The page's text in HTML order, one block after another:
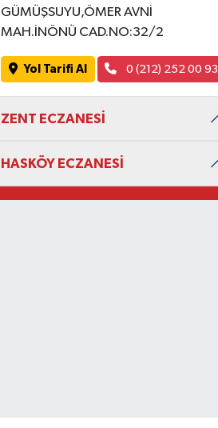
GÜMÜŞSUYU,ÖMER AVNİ
MAH.İNÖNÜ CAD.NO:32/2
Yol Tarifi Al 0 (212) 252 00 93
ZENT ECZANESİ
HASKÖY ECZANESİ